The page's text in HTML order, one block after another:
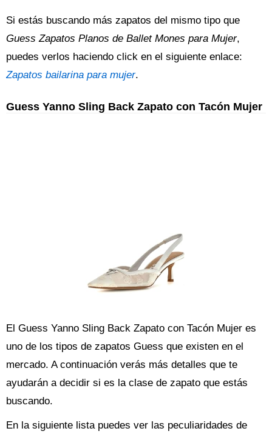
Si estás buscando más zapatos del mismo tipo que
Guess Zapatos Planos de Ballet Mones para Mujer,
puedes verlos haciendo click en el siguiente enlace:
Zapatos bailarina para mujer.
Guess Yanno Sling Back Zapato con Tacón Mujer
El Guess Yanno Sling Back Zapato con Tacón Mujer es
uno de los tipos de zapatos Guess que existen en el
mercado. A continuación verás más detalles que te
ayudarán a decidir si es la clase de zapato que estás
buscando.
En la siguiente lista puedes ver las peculiaridades de